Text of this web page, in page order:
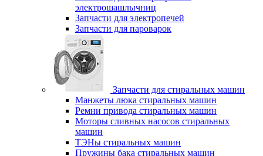
электрошашлычниц
Запчасти для электропечей
Запчасти для пароварок
Запчасти для стиральных машин
Манжеты люка стиральных машин
Ремни привода стиральных машин
Моторы сливных насосов стиральных
машин
ТЭНы стиральных машин
Пружины бака стиральных машин